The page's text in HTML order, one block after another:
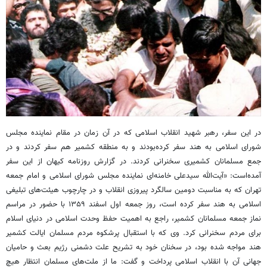
در این سفر، رهبر شهید انقلاب اسلامی که در آن زمان در مقام نماینده مجلس
شورای اسلامی به هند سفر کرده‌بودند و به منطقه کشمیر هم سفر کردند و در
جمع مسلمانان کشمیری سخنرانی کردند. در گزارش روزنامه کیهان از این سفر
آمده‌است: «آیت‌الله سیدعلی خامنه‌ای نماینده مجلس شورای اسلامی و امام جمعه
تهران که به مناسبت دومین سالگرد پیروزی انقلاب و در چارچوب هیئت‌های تبلیغی
اسلامی به هند سفر کرده است، روز جمعه اول اسفند ۱۳۵۹ با حضور در مراسم
نماز جمعه مسلمانان کشمیر، راجع به اهمیت حفظ وحدت اسلامی در دنیای اسلام
برای مردم سخنرانی کرد. وی که با استقبال پرشکوه مردم مسلمان ایالت کشمیر
هند مواجه شده بود، در سخنان خود به تشریح علت دشمنی رژیم بعث و حامیان
جهانی آن با انقلاب اسلامی پرداخت و گفت: ما از ملت‌های مسلمان انتظار هیچ